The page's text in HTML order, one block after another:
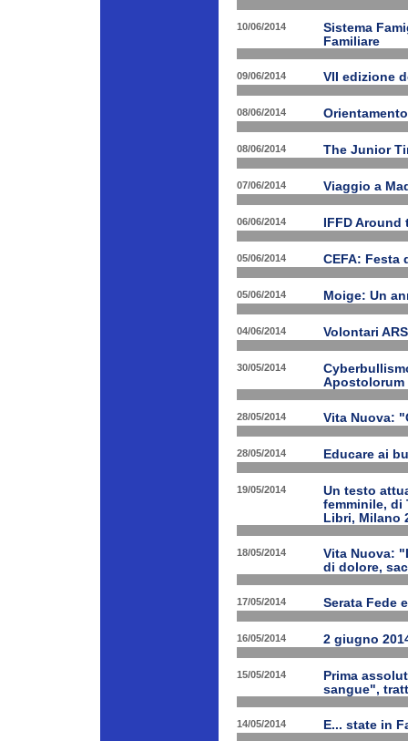
10/06/2014
Sistema
Familiare
09/06/2014 VII edizione
08/06/2014
08/06/2014 The Junior
07/06/2014 Viaggio a
06/06/2014 IFFD
05/06/2014 CEFA: Festa
05/06/2014 Moige: Un
04/06/2014 Volontari
30/05/2014
Apostolorum
28/05/2014 Vita Nuova:
28/05/2014 Educare ai
19/05/2014
Un testo
femminile, di
Libri, Milano
18/05/2014
Vita Nuova:
di dolore,
17/05/2014 Serata Fede
16/05/2014 2 giugno
15/05/2014
Prima
sangue",
14/05/2014 E... state in